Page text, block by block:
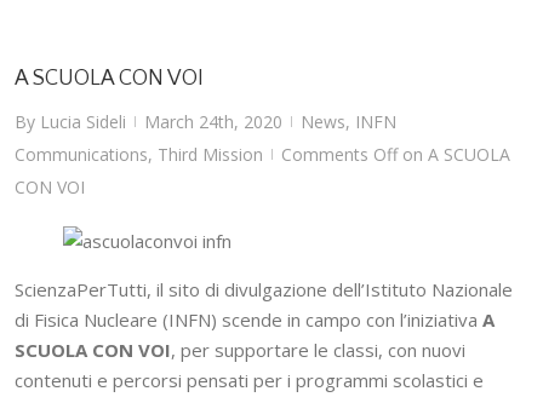
A SCUOLA CON VOI
By Lucia Sideli | March 24th, 2020 | News, INFN
Communications, Third Mission | Comments Offon A SCUOLA
CON VOI
ScienzaPerTutti, il sito di divulgazione dell’Istituto Nazionale
di Fisica Nucleare (INFN) scende in campo con l’iniziativa A
SCUOLA CON VOI, per supportare le classi, con nuovi
contenuti e percorsi pensati per i programmi scolastici e